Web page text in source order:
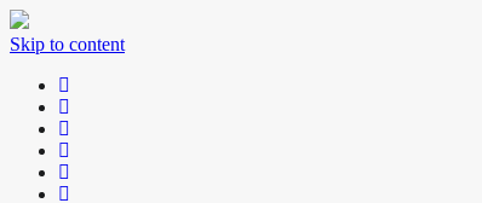
Skip to content